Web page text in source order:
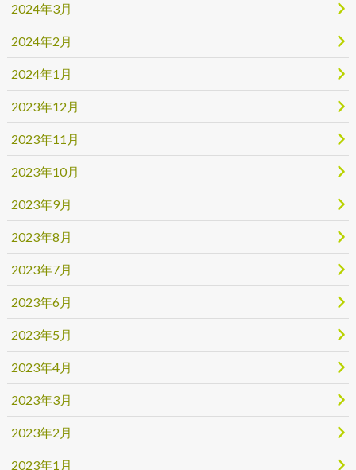
2024年3月
2024年2月
2024年1月
2023年12月
2023年11月
2023年10月
2023年9月
2023年8月
2023年7月
2023年6月
2023年5月
2023年4月
2023年3月
2023年2月
2023年1月